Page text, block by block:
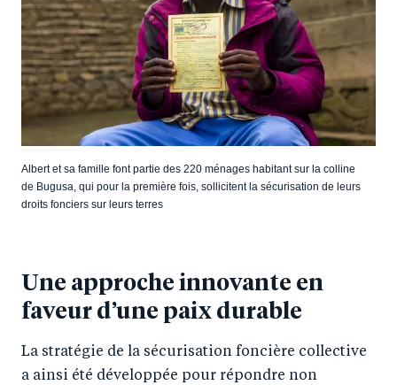
Albert et sa famille font partie des 220 ménages habitant sur la colline
de Bugusa, qui pour la première fois, sollicitent la sécurisation de leurs
droits fonciers sur leurs terres
Une approche innovante en
faveur d’une paix durable
La stratégie de la sécurisation foncière collective
a ainsi été développée pour répondre non